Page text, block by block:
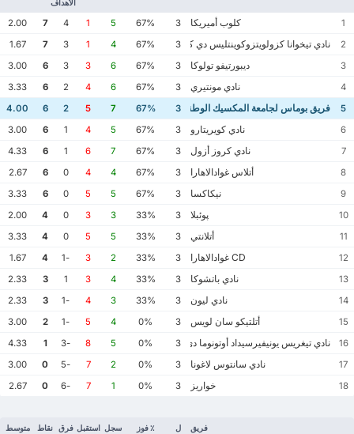
الأهداف
1 كلوب أميريكا 3
67%
5
1
4
7
2.00
2
نادي تيخوانا كزولويتزوكوينتليس دي كاليينتي
3
67%
4
1
3
7
1.67
3
ديبورتيفو تولوكا 3
67%
6
3
3
6
3.00
4
نادي مونتيري 3
67%
6
4
2
6
3.33
5
فريق بوماس لجامعة المكسيك الوطنية المستقلة
3
67%
7
5
2
6
4.00
6
نادي كويريتارو 3
67%
5
4
1
6
3.00
7
نادي كروز أزول 3
67%
7
6
1
6
4.33
8
أتلاس غوادالاهارا 3
67%
4
4
0
6
2.67
9
نيكاكسا 3
67%
5
5
0
6
3.33
10
پوئبلا 3
33%
3
3
0
4
2.00
11
أتلانتي 3
33%
5
5
0
4
3.33
12
3
33%
2
3
-1
4
1.67
13
نادي باتشوكا 3
33%
4
3
1
3
2.33
14
نادي ليون 3
33%
3
4
-1
3
2.33
15
أتلتيكو سان لويس 3
0%
4
5
-1
2
3.00
16
نادي تيغريس يونيفيرسيداد أوتونوما دي نويفو ليون
3
0%
5
8
-3
1
4.33
17
نادي سانتوس لاغونا 3
0%
2
7
-5
0
3.00
18
خواريز 3
0%
1
7
-6
0
2.67
فريق ل ٪ فوز سجل استقبل فرق نقاط متوسط